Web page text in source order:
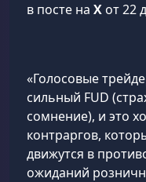
в посте на X от 22
«Голосовые
сильный FUD
сомнение), и это
контраргов,
движутся в
ожиданий